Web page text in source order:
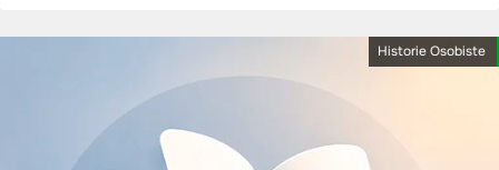
Historie Osobiste